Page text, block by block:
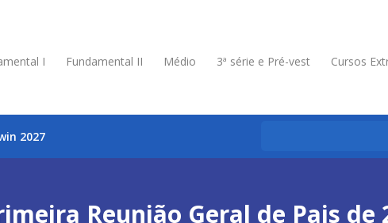
I Fundamental II Médio 3ª série e Pré-vest Cursos
2027
Reunião Geral de Pais de